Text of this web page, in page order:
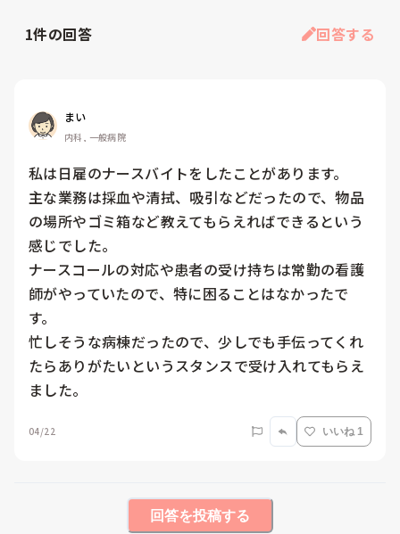
1件の回答 回答する
まい
内科, 一般病院
私は日雇のナースバイトをしたことがあります。
主な業務は採血や清拭、吸引などだったので、物品
の場所やゴミ箱など教えてもらえればできるという
感じでした。
ナースコールの対応や患者の受け持ちは常勤の看護
師がやっていたので、特に困ることはなかったで
す。
忙しそうな病棟だったので、少しでも手伝ってくれ
たらありがたいというスタンスで受け入れてもらえ
ました。
04/22 いいね 1
回答を投稿する